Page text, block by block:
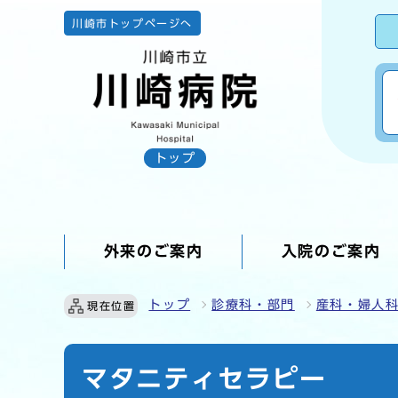
川崎市トップページへ
トップ
外来のご案内 入院のご案内
現在位置 トップ 診療科・部門 産科・婦人
マタニティセラピー